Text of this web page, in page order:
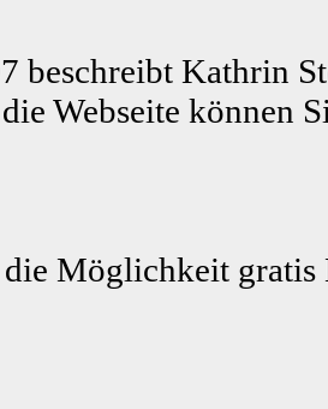
Kathrin
Webseite können
Möglichkeit gratis